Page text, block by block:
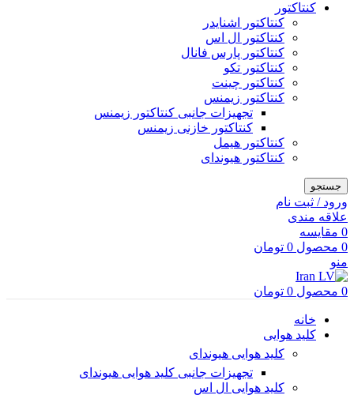
کنتاکتور
کنتاکتور اشنایدر
کنتاکتور ال اس
کنتاکتور پارس فانال
کنتاکتور تکو
کنتاکتور چینت
کنتاکتور زیمنس
تجهیزات جانبی کنتاکتور زیمنس
کنتاکتور خازنی زیمنس
کنتاکتور هیمل
کنتاکتور هیوندای
جستجو
ورود / ثبت نام
علاقه مندی
0 مقایسه
0 محصول 0 تومان
منو
0 محصول 0 تومان
خانه
کلید هوایی
کلید هوایی هیوندای
تجهیزات جانبی کلید هوایی هیوندای
کلید هوایی ال اس